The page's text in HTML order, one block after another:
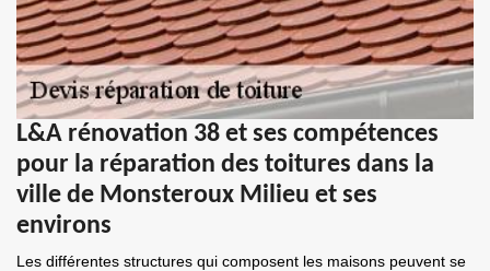
L&A rénovation 38 et ses compétences
pour la réparation des toitures dans la
ville de Monsteroux Milieu et ses
environs
Les différentes structures qui composent les maisons peuvent se